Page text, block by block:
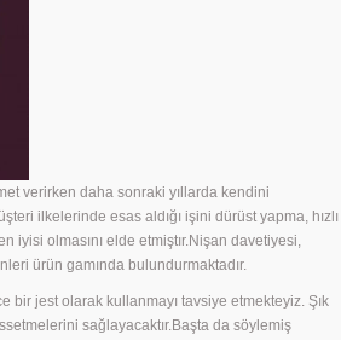
verirken daha sonraki yıllarda kendini
ilkelerinde esas aldığı işini dürüst yapma, hızlı
iyisi olmasını elde etmiştır.Nişan davetiyesi,
ürün gamında bulundurmaktadır.
jest olarak kullanmayı tavsiye etmekteyiz. Şık
sağlayacaktır.Başta da söylemiş